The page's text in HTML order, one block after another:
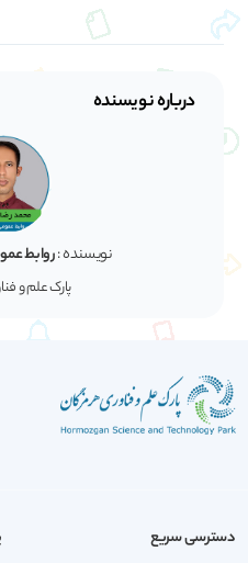
درباره نویسنده
نویسنده :روابط
پارک علم و
دسترسی سریع